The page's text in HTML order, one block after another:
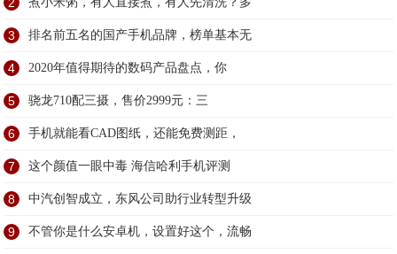
3 排名前五名的国产手机品牌，榜单基本无
4 2020年值得期待的数码产品盘点，你
5 骁龙710配三摄，售价2999元：三
6 手机就能看CAD图纸，还能免费测距，
7 这个颜值一眼中毒 海信哈利手机评测
8 中汽创智成立，东风公司助行业转型升级
9 不管你是什么安卓机，设置好这个，流畅